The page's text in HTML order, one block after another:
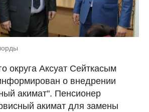
округа Аксуат Сейткасым
о внедрении
акимат". Пенсионер
акимат для замены